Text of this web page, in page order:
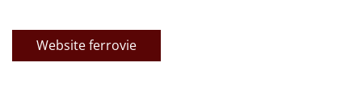
Website ferrovie